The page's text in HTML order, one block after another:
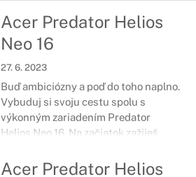
Acer Predator Helios
Neo 16
27. 6. 2023
Buď ambiciózny a poď do toho naplno.
Vybuduj si svoju cestu spolu s
výkonným zariadením Predator
Helios Neo 16. Na začiatok zažiješ
vás stane zohratá dvojica, ktorá si
Acer Predator Helios